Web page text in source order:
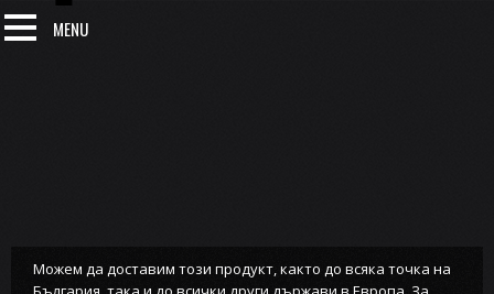
MENU
Можем да доставим този продукт, както до всяка точка на